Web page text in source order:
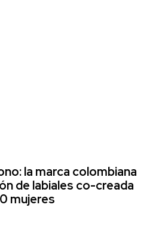
la marca colombiana
de labiales co-creada
mujeres